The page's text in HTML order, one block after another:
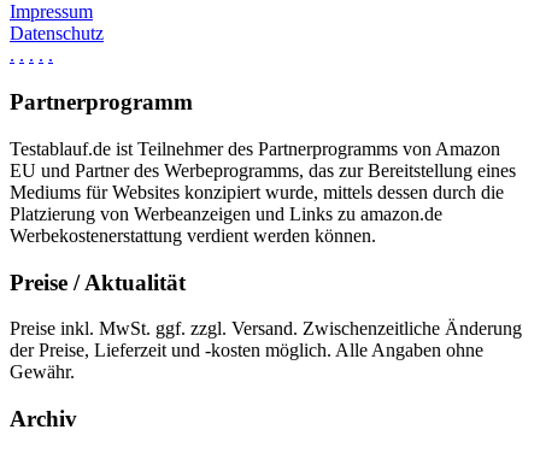
Impressum
Datenschutz
. . . . .
Partnerprogramm
Testablauf.de ist Teilnehmer des Partnerprogramms von Amazon
EU und Partner des Werbeprogramms, das zur Bereitstellung eines
Mediums für Websites konzipiert wurde, mittels dessen durch die
Platzierung von Werbeanzeigen und Links zu amazon.de
Werbekostenerstattung verdient werden können.
Preise / Aktualität
Preise inkl. MwSt. ggf. zzgl. Versand. Zwischenzeitliche Änderung
der Preise, Lieferzeit und -kosten möglich. Alle Angaben ohne
Gewähr.
Archiv